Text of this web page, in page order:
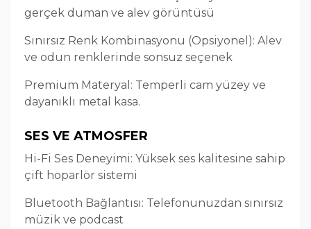
gerçek duman ve alev görüntüsü
Sınırsız Renk Kombinasyonu (Opsiyonel): Alev
ve odun renklerinde sonsuz seçenek
Premium Materyal: Temperli cam yüzey ve
dayanıklı metal kasa.
SES VE ATMOSFER
Hi-Fi Ses Deneyimi: Yüksek ses kalitesine sahip
çift hoparlör sistemi
Bluetooth Bağlantısı: Telefonunuzdan sınırsız
müzik ve podcast